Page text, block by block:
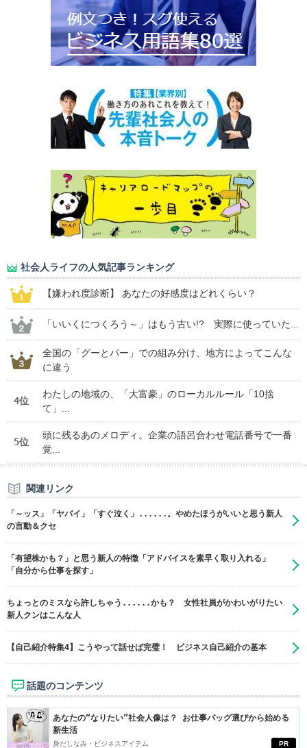
社会人ライフの人気記事ランキング
【嫌われ度診断】 あなたの好感度はどれくらい？
「いいくにつくろう～」はもう古い!? 実際に使っていた...
全国の「グーとパー」での組み分け、地方によってこんな
に違う
4位
わたしの地域の、「大富豪」のローカルルール「10捨
て」...
5位
頭に残るあのメロディ。企業の語呂合わせ電話番号で一番
覚...
関連リンク
「～ッス」「ヤバイ」「すぐ泣く」......。やめたほうがいいと思う新人
の言動＆クセ
「有望株かも？」と思う新人の特徴「アドバイスを素早く取り入れる」
「自分から仕事を探す」
ちょっとのミスなら許しちゃう......かも？ 女性社員がかわいがりたい
新人クンはこんな人
【自己紹介特集4】こうやって話せば完璧！ ビジネス自己紹介の基本
話題のコンテンツ
PR
あなたの“なりたい”社会人像は？ お仕事バッグ選びから始める
新生活
身だしなみ・ビジネスアイテム